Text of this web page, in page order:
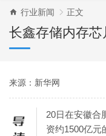
行业新闻 正文
长鑫存储内存
来源：新华网
20日在安徽合
资约1500亿元